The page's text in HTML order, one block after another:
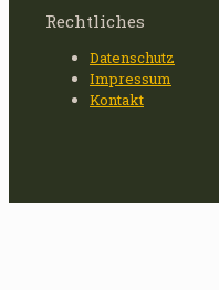
Rechtliches
Datenschutz
Impressum
Kontakt